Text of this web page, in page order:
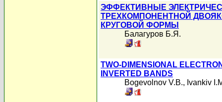
ЭФФЕКТИВНЫЕ
ТРЕХКОМПОНЕНТНОЙ
КРУГОВОЙ ФОРМЫ
Балагуров Б.Я.
TWO-DIMENSIONAL
INVERTED BANDS
Bogevolnov V.B., Ivankiv